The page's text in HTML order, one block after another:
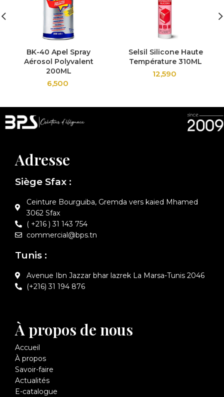
BK-40 Apel Spray
Aérosol Polyvalent
200ML
6,500
Selsil Silicone Haute
Température 310ML
12,590
Adresse
Siège Sfax :
Ceinture Bourguiba, Gremda vers kaied Mhamed
3062 Sfax
( +216 ) 31 143 754
commercial@bps.tn
Tunis :
Avenue Ibn Jazzar bhar lazrek La Marsa-Tunis 2046
(+216) 31 194 876
À propos de nous
Accueil
À propos
Savoir-faire
Actualités
E-catalogue